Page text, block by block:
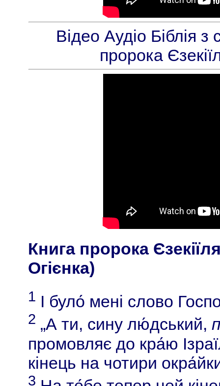
Відео Аудіо Біблія
пророка
Книга пророка
Огієнка)
1 І було́ мені слово
2 „А ти, сину лю́дський,
промовляє до кра́ю
кінець на чотири
3